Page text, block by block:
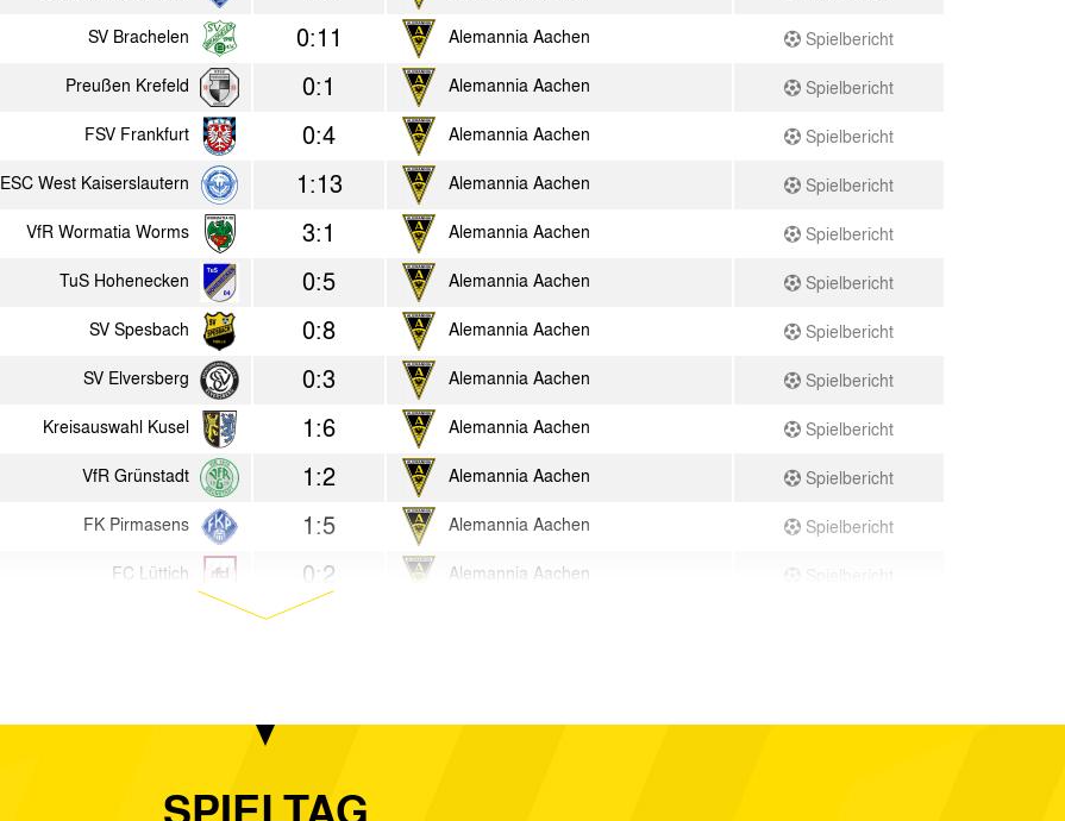
SV Brachelen 0:11 Alemannia Aachen
Spielbericht
Preußen Krefeld 0:1 Alemannia Aachen
Spielbericht
FSV Frankfurt 0:4 Alemannia Aachen
Spielbericht
ESC West Kaiserslautern 1:13 Alemannia Aachen
Spielbericht
VfR Wormatia Worms 3:1 Alemannia Aachen
Spielbericht
TuS Hohenecken 0:5 Alemannia Aachen
Spielbericht
SV Spesbach 0:8 Alemannia Aachen
Spielbericht
SV Elversberg 0:3 Alemannia Aachen
Spielbericht
Kreisauswahl Kusel 1:6 Alemannia Aachen
Spielbericht
VfR Grünstadt 1:2 Alemannia Aachen
Spielbericht
FK Pirmasens 1:5 Alemannia Aachen
Spielbericht
FC Lüttich 0:2 Alemannia Aachen
Alemannia Aachen 1:1 Blau Weiß 90 Berlin
Spielbericht